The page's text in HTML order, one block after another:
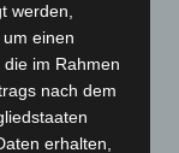
werden,
einen
im Rahmen
nach dem
erhalten,